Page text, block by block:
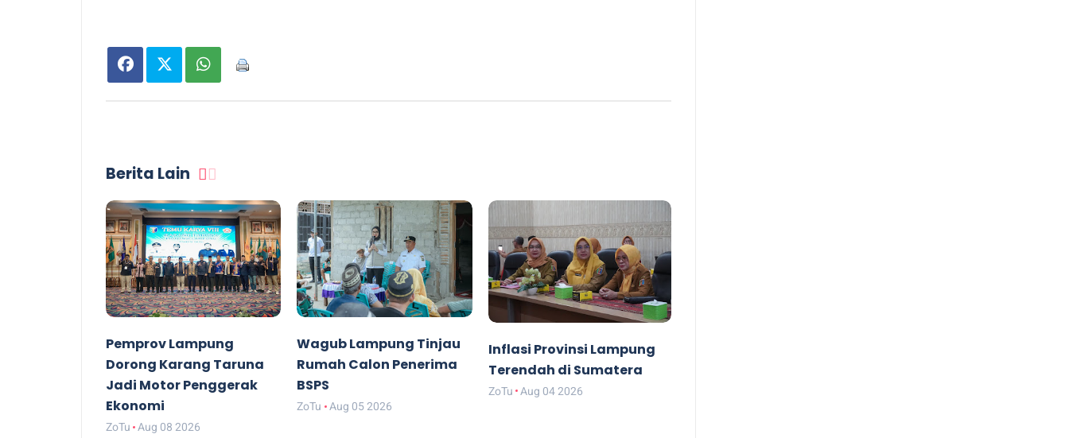
Berita Lain
Pemprov Lampung
Dorong Karang Taruna
Jadi Motor Penggerak
Ekonomi
ZoTu Aug 08 2026
Wagub Lampung Tinjau
Rumah Calon Penerima
BSPS
ZoTu Aug 05 2026
Inflasi Provinsi Lampung
Terendah di Sumatera
ZoTu Aug 04 2026